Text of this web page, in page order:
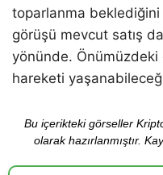
toparlanma
görüşü mevcut satış
yönünde.
hareketi
Bu içerikteki görseller
olarak hazırlanmıştır.